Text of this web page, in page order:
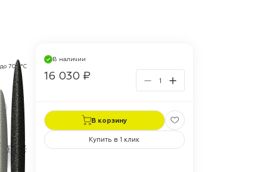
700°С
В наличии
16 030 ₽
В корзину
Купить в 1 клик